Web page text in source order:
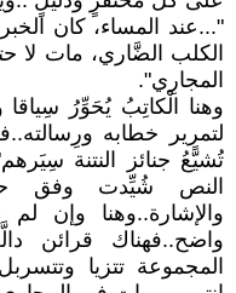
"...عند المساء، كان
الكلب الضَّاري، مات لا
المجارِي".
وهنا الْكاتِبُ يُحَوِّرُ
لتمرير خطابه
تُشيًّعُ جنائز النتنة
النص شُيِّدت وفق
والإشارة..وهنا وإن
واضح..فهناك
المجموعة تتزيا